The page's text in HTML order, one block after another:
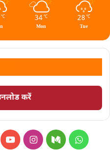
℃ 34 ℃
Mon
28 ℃
Tue
करें